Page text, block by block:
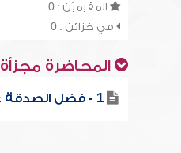
المقيميّن : 0
في خزائن : 0
المحاضرة مجزأة
1 - فضل الصدقة عن الميت